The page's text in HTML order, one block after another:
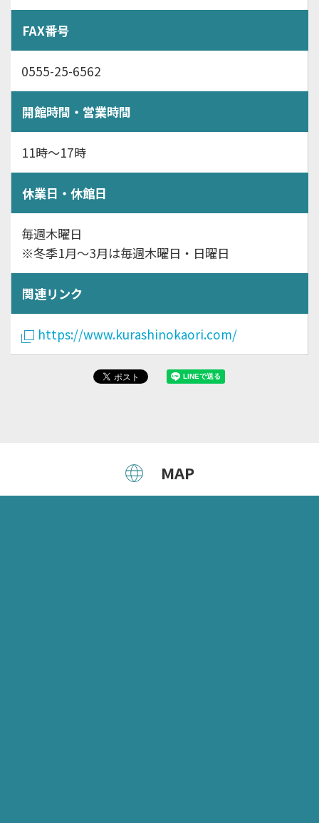
FAX番号
0555-25-6562
開館時間・営業時間
11時～17時
休業日・休館日
毎週木曜日
※冬季1月～3月は毎週木曜日・日曜日
関連リンク
https://www.kurashinokaori.com/
MAP